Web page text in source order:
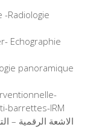
-Radiologie
Echographie
panoramique
barrettes-IRM
الاشعة الرقمية –